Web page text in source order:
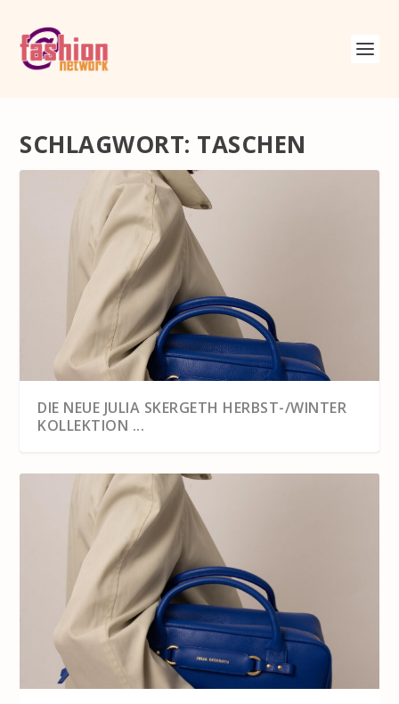
SCHLAGWORT: TASCHEN
DIE NEUE JULIA SKERGETH HERBST-/WINTER
KOLLEKTION ...